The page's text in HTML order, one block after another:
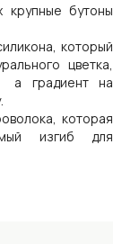
крупные бутоны
который
цветка,
а градиент на
которая
изгиб для